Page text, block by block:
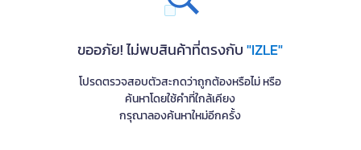
ขออภัย! ไม่พบสินค้าที่ตรงกับ"IZLE"
โปรดตรวจสอบตัวสะกดว่าถูกต้องหรือไม่ หรือ
ค้นหาโดยใช้คำที่ใกล้เคียง
กรุณาลองค้นหาใหม่อีกครั้ง